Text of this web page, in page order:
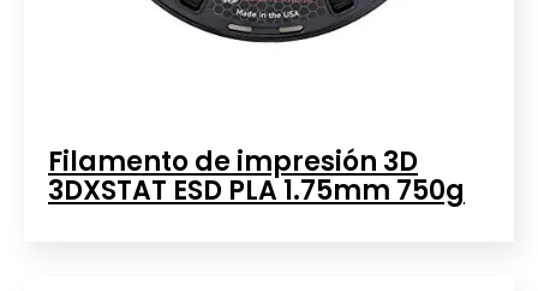
Filamento de impresión 3D
3DXSTAT ESD PLA 1.75mm 750g